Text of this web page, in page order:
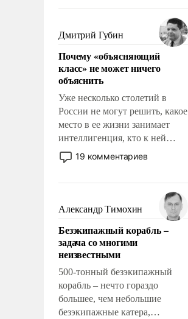
фундаментальным знанием,
что мировая политика имеет
свойство заявляться на порог
нашего дома.
Дмитрий Губин
Почему «объясняющий
класс» не может ничего
объяснить
Уже несколько столетий в
России не могут решить, какое
место в ее жизни занимает
интеллигенция, кто к ней
принадлежит, а кого из нее
исключили с правом
чем она отличается от просто
образованных людей. Иногда
казалось, что эти вопросы
решены раз и навсегда, но –
нет, не решены.
19 комментариев
Александр Тимохин
Безэкипажный корабль –
задача со многими
неизвестными
500-тонный безэкипажный
корабль – нечто гораздо
большее, чем небольшие
безэкипажные катера,